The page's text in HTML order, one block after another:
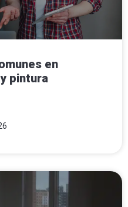
en
pintura